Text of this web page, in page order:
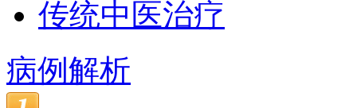
传统中医治疗
病例解析